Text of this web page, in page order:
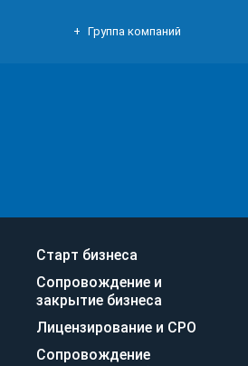
Группа компаний
Старт бизнеса
Сопровождение и
закрытие бизнеса
Лицензирование и СРО
Сопровождение